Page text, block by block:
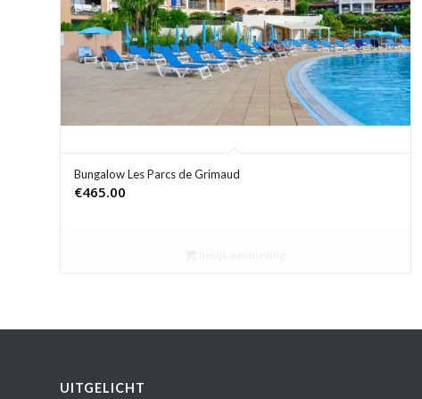
Bungalow Les Parcs de Grimaud
€465.00
UITGELICHT